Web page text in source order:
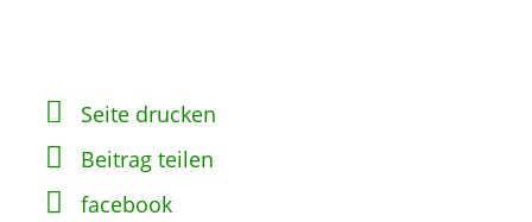
Seite drucken
Beitrag teilen
facebook